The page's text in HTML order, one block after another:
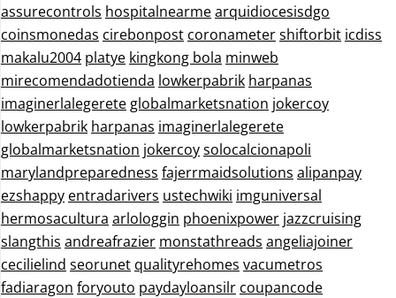
assurecontrols hospitalnearmearquidiocesisdgo
coinsmonedas cirebonpost coronametershiftorbit icdiss
makalu2004 platye kingkong bola minweb
mirecomendadotienda lowkerpabrik harpanas
imaginerlalegerete globalmarketsnation jokercoy
lowkerpabrik harpanas imaginerlalegerete
globalmarketsnation jokercoysolocalcionapoli
marylandpreparedness fajerrmaidsolutions alipanpay
ezshappy entradarivers ustechwiki imguniversal
hermosacultura arlologgin phoenixpower jazzcruising
slangthis andreafrazier monstathreads angeliajoiner
cecilielind seorunet qualityrehomes vacumetros
fadiaragon foryouto paydayloansilr coupancode